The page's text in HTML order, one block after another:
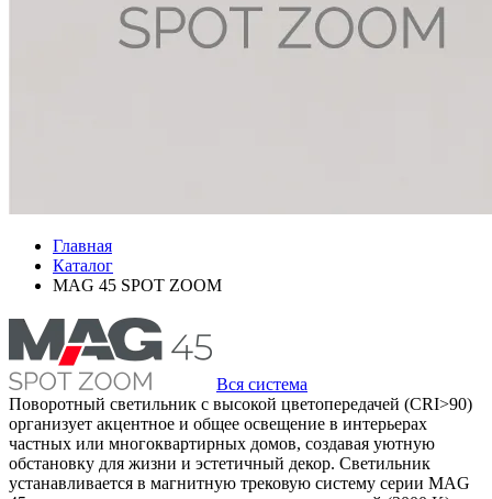
Главная
Каталог
MAG 45 SPOT ZOOM
Вся система
Поворотный светильник с высокой цветопередачей (CRI>90)
организует акцентное и общее освещение в интерьерах
частных или многоквартирных домов, создавая уютную
обстановку для жизни и эстетичный декор. Светильник
устанавливается в магнитную трековую систему серии MAG